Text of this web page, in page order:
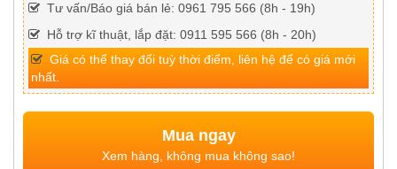
Tư vấn/Báo giá bán lẻ: 0961 795 566 (8h - 19h)
Hỗ trợ kĩ thuật, lắp đặt: 0911 595 566 (8h - 20h)
Giá có thể thay đổi tuỳ thời điểm, liên hệ để có giá mới
nhất.
Mua ngay
Xem hàng, không mua không sao!